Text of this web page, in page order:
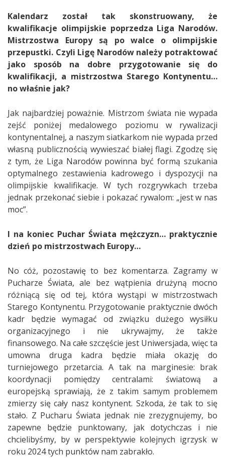
Kalendarz został tak skonstruowany, że
kwalifikacje olimpijskie poprzedza Liga Narodów.
Mistrzostwa Europy są po walce o olimpijskie
przepustki. Czyli Ligę Narodów należy potraktować
jako sposób na dobre przygotowanie się do
kwalifikacji, a mistrzostwa Starego Kontynentu…
no właśnie jak?
Jak najbardziej poważnie. Mistrzom świata nie wypada
zejść poniżej medalowego poziomu w rywalizacji
kontynentalnej, a naszym siatkarkom nie wypada przed
własną publicznością wywieszać białej flagi. Zgodzę się
z tym, że Liga Narodów powinna być formą szukania
optymalnego zestawienia kadrowego i dyspozycji na
olimpijskie kwalifikacje. W tych rozgrywkach trzeba
jednak przekonać siebie i pokazać rywalom: „jest w nas
moc”.
I na koniec Puchar Świata mężczyzn… praktycznie
dzień po mistrzostwach Europy…
No cóż, pozostawię to bez komentarza. Zagramy w
Pucharze Świata, ale bez wątpienia drużyną mocno
różniącą się od tej, która wystąpi w mistrzostwach
Starego Kontynentu. Przygotowanie praktycznie dwóch
kadr będzie wymagać od związku dużego wysiłku
organizacyjnego i nie ukrywajmy, że także
finansowego. Na całe szczęście jest Uniwersjada, więc ta
umowna druga kadra będzie miała okazję do
turniejowego przetarcia. A tak na marginesie: brak
koordynacji pomiędzy centralami: światową a
europejską sprawiają, że z takim samym problemem
zmierzy się cały nasz kontynent. Szkoda, że tak to się
stało. Z Pucharu Świata jednak nie zrezygnujemy, bo
zapewne będzie punktowany, jak dotychczas i nie
chcielibyśmy, by w perspektywie kolejnych igrzysk w
roku 2024 tych punktów nam zabrakło.